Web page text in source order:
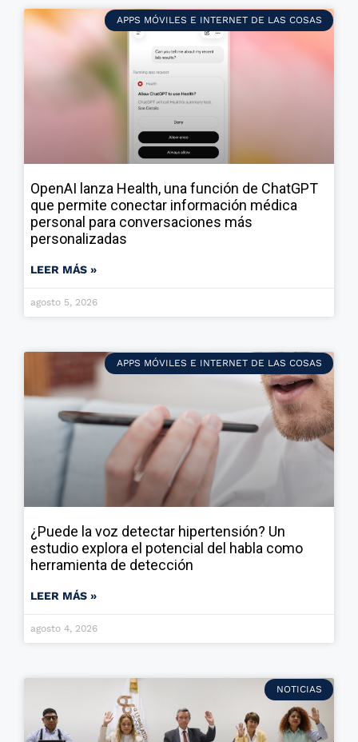
APPS MÓVILES E INTERNET DE LAS COSAS
OpenAI lanza Health, una función de ChatGPT
que permite conectar información médica
personal para conversaciones más
personalizadas
LEER MÁS »
agosto 5, 2026
APPS MÓVILES E INTERNET DE LAS COSAS
¿Puede la voz detectar hipertensión? Un
estudio explora el potencial del habla como
herramienta de detección
LEER MÁS »
agosto 4, 2026
NOTICIAS